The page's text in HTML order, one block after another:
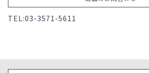
TEL:03-3571-5611